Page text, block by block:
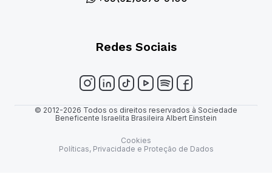
Redes Sociais
© 2012-2026 Todos os direitos reservados à Sociedade
Beneficente Israelita Brasileira Albert Einstein
Cookies
Políticas, Privacidade e Proteção de Dados